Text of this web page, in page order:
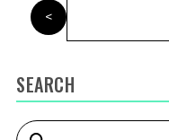
SEARCH
<